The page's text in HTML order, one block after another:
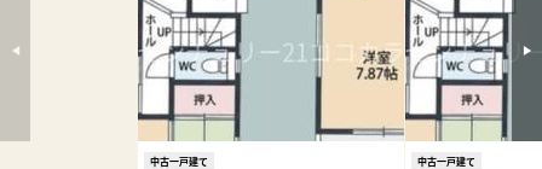
中古一戸建て 中古一戸建て